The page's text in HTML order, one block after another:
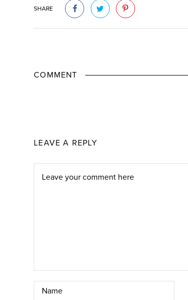
SHARE
COMMENT
LEAVE A REPLY